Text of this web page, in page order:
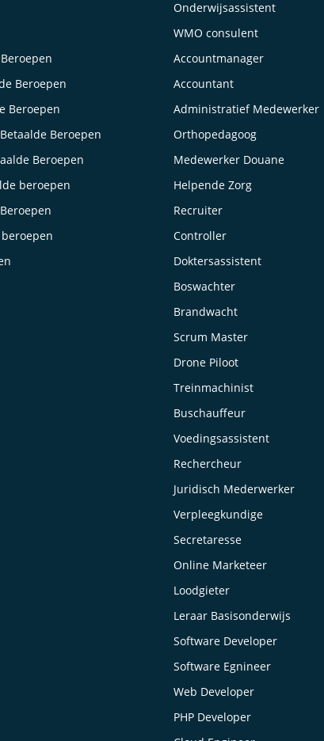
Beroepen
Beroepen
Beroepen
Beroepen
beroepen
Onderwijsassistent
WMO consulent
Accountmanager
Accountant
Administratief Medewerker
Orthopedagoog
Medewerker Douane
Helpende Zorg
Recruiter
Controller
Doktersassistent
Boswachter
Brandwacht
Scrum Master
Drone Piloot
Treinmachinist
Buschauffeur
Voedingsassistent
Rechercheur
Juridisch Mederwerker
Verpleegkundige
Secretaresse
Online Marketeer
Loodgieter
Leraar Basisonderwijs
Software Developer
Software Egnineer
Web Developer
PHP Developer